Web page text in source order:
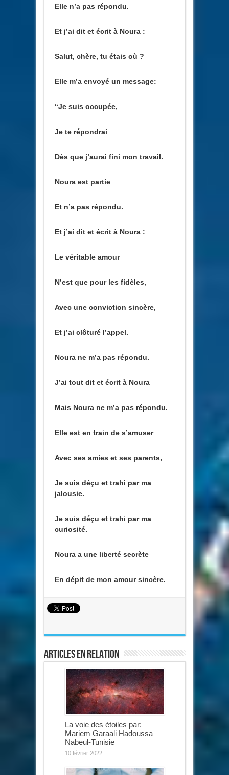
Elle n’a pas répondu.
Et j’ai dit et écrit à Noura :
Salut, chère, tu étais où ?
Elle m’a envoyé un message:
“Je suis occupée,
Je te répondrai
Dès que j’aurai fini mon travail.
Noura est partie
Et n’a pas répondu.
Et j’ai dit et écrit à Noura :
Le véritable amour
N’est que pour les fidèles,
Avec une conviction sincère,
Et j’ai clôturé l’appel.
Noura ne m’a pas répondu.
J’ai tout dit et écrit à Noura
Mais Noura ne m’a pas répondu.
Elle est en train de s’amuser
Avec ses amies et ses parents,
Je suis déçu et trahi par ma
jalousie.
Je suis déçu et trahi par ma
curiosité.
Noura a une liberté secrète
En dépit de mon amour sincère.
Articles en relation
La voie des étoiles par:
Mariem Garaali Hadoussa –
Nabeul-Tunisie
10 février 2022